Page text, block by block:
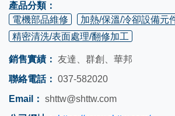
產品分類：
電機部品維修
加熱/保溫/冷卻設備元
精密清洗/表面處理/翻修加工
銷售實績： 友達、群創、華邦
聯絡電話： 037-582020
Email： shttw@shttw.com